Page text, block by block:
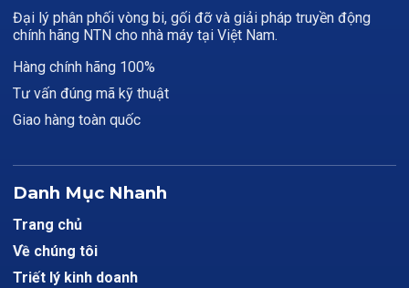
Đại lý phân phối vòng bi, gối đỡ và giải pháp truyền động
chính hãng NTN cho nhà máy tại Việt Nam.
Hàng chính hãng 100%
Tư vấn đúng mã kỹ thuật
Giao hàng toàn quốc
Danh Mục Nhanh
Trang chủ
Về chúng tôi
Triết lý kinh doanh